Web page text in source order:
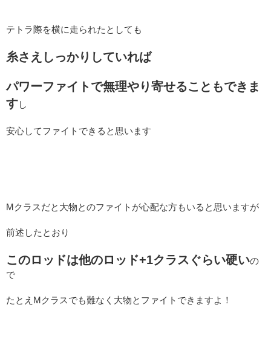
テトラ際を横に走られたとしても
糸さえしっかりしていれば
パワーファイトで無理やり寄せることもできま
すし
安心してファイトできると思います
Mクラスだと大物とのファイトが心配な方もいると思いますが
前述したとおり
このロッドは他のロッド+1クラスぐらい硬いの
で
たとえMクラスでも難なく大物とファイトできますよ！